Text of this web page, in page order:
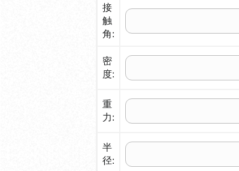
接
触
角:
密
度:
重
力:
半
径: